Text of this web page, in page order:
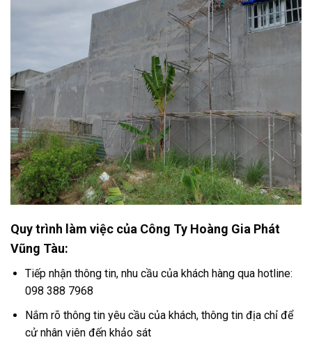
Quy trình làm việc của Công Ty Hoàng Gia Phát
Vũng Tàu:
Tiếp nhận thông tin, nhu cầu của khách hàng qua hotline:
098 388 7968
Nắm rõ thông tin yêu cầu của khách, thông tin địa chỉ để
cử nhân viên đến khảo sát